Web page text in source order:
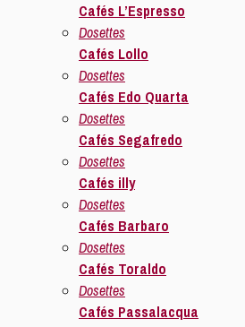
Cafés L’Espresso
Dosettes
Cafés Lollo
Dosettes
Cafés Edo Quarta
Dosettes
Cafés Segafredo
Dosettes
Cafés illy
Dosettes
Cafés Barbaro
Dosettes
Cafés Toraldo
Dosettes
Cafés Passalacqua